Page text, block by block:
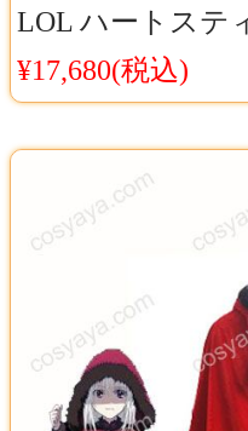
LOL ハートステ
鋼」 アフェリオ
衣装 Cosyaya通
¥17,680(税込)